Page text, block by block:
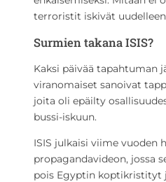
terroristit iskivät uudelleen
Surmien takana ISIS?
Kaksi päivää tapahtuman
viranomaiset sanoivat
joita oli epäilty
bussi-iskuun.
ISIS julkaisi viime vuoden
propagandavideon, jossa
pois Egyptin koptikristityt